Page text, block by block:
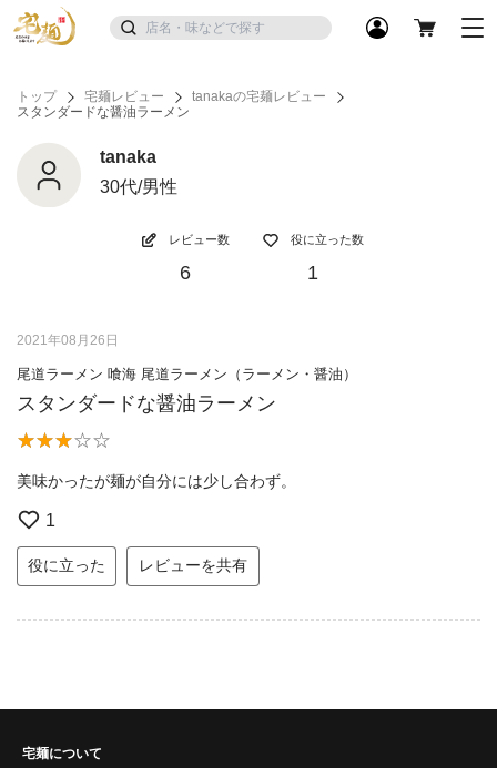
トップ 宅麺レビュー
tanakaの宅麺レビュー
スタンダードな醤油ラーメン
tanaka
30代/男性
レビュー数
6
役に立った数
1
2021年08月26日
尾道ラーメン 喰海 尾道ラーメン（ラーメン・醤油）
スタンダードな醤油ラーメン
美味かったが麺が自分には少し合わず。
1
役に立った レビューを共有
宅麺について